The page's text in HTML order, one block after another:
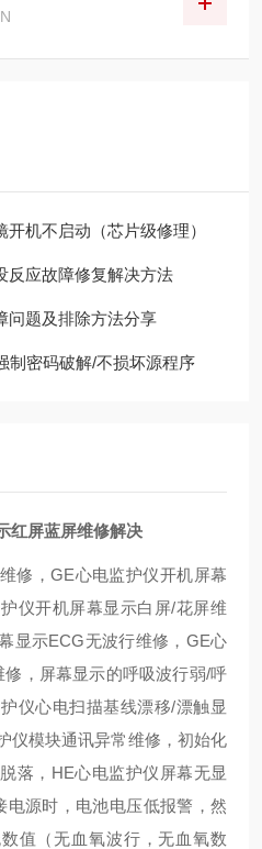
机不启动（芯片级修理）
反应故障修复解决方法
问题及排除方法分享
制密码破解/不损坏源程序
红屏蓝屏维修解决
修，GE心电监护仪开机屏幕
仪开机屏幕显示白屏/花屏维
显示ECG无波行维修，GE心
，屏幕显示的呼吸波行弱/呼
仪心电扫描基线漂移/漂触显
仪模块通讯异常维修，初始化
落，HE心电监护仪屏幕无显
电源时，电池电压低报警，然
值（无血氧波行，无血氧数